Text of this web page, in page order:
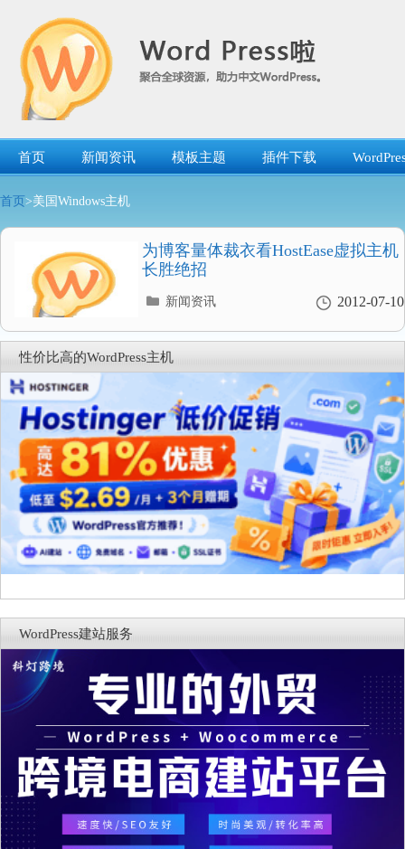
首页 新闻资讯 模板主题 插件下载
首页 >美国Windows主机
为博客量体裁衣看HostEase虚拟主机
长胜绝招
2012-07-10
分
录
新闻资讯
性价比高的WordPress主机
WordPress建站服务